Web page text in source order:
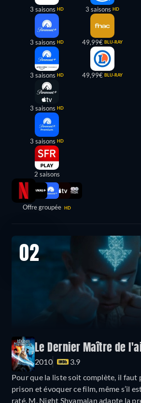
3 saisons HD
3 saisons HD
3 saisons HD
3 saisons HD
3 saisons HD
2 saisons
Offre groupée HD
3 saisons HD
49,99€ BLU-RAY
49,99€ BLU-RAY
02
Le Dernier Maître de
2010
3.9
Pour que la liste soit complète, il faut
prison et évoquer ce film, même s’il
raté. M. Night Shyamalan adapte la